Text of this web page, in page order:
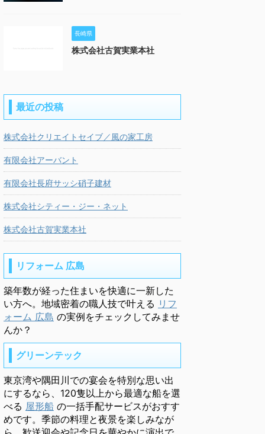
長崎県
株式会社古賀実業本社
最近の投稿
株式会社クリエイトセイブ／風の家工房
有限会社アーバント
有限会社長府サッシ硝子建材
株式会社シティー・ジー・ネット
株式会社古賀実業本社
リフォーム 広島
築年数が経った住まいを快適に一新した
い方へ。地域密着の職人技で叶える リフ
ォーム 広島 の実例をチェックしてみませ
んか？
グリーンテック
東京湾や隅田川での宴会を特別な思い出
にするなら、120隻以上から最適な船を選
べる 屋形船 の一括手配サービスがおすす
めです。季節の料理と夜景を楽しみなが